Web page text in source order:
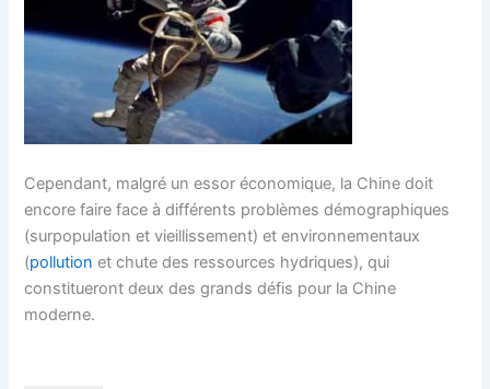
Cependant, malgré un essor économique, la Chine doit
encore faire face à différents problèmes démographiques
(surpopulation et vieillissement) et environnementaux
(pollution et chute des ressources hydriques), qui
constitueront deux des grands défis pour la Chine
moderne.